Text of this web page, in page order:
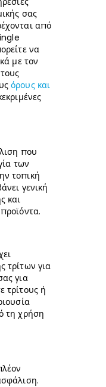
σας
από
να
με τον
όρους και
που
των
τοπική
γενική
και
τρίτων για
για
τρίτους ή
τη χρήση